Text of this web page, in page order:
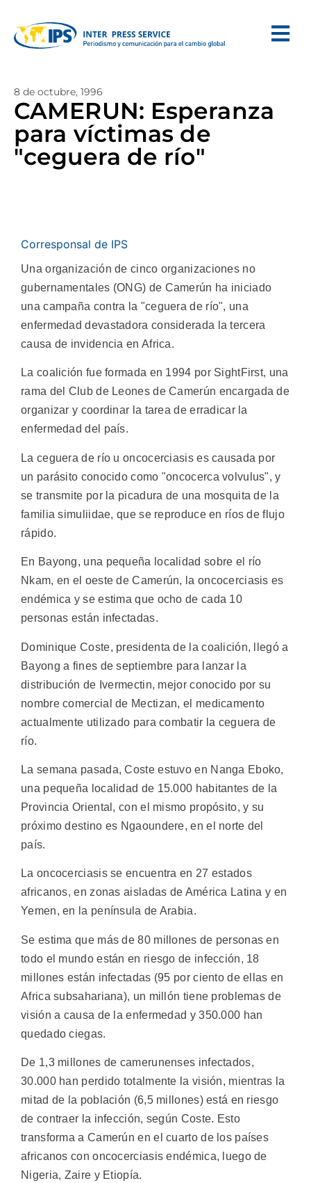
8 de octubre, 1996
CAMERUN: Esperanza
para víctimas de
"ceguera de río"
Corresponsal de IPS
Una organización de cinco organizaciones no
gubernamentales (ONG) de Camerún ha iniciado
una campaña contra la "ceguera de río", una
enfermedad devastadora considerada la tercera
causa de invidencia en Africa.
La coalición fue formada en 1994 por SightFirst, una
rama del Club de Leones de Camerún encargada de
organizar y coordinar la tarea de erradicar la
enfermedad del país.
La ceguera de río u oncocerciasis es causada por
un parásito conocido como "oncocerca volvulus", y
se transmite por la picadura de una mosquita de la
familia simuliidae, que se reproduce en ríos de flujo
rápido.
En Bayong, una pequeña localidad sobre el río
Nkam, en el oeste de Camerún, la oncocerciasis es
endémica y se estima que ocho de cada 10
personas están infectadas.
Dominique Coste, presidenta de la coalición, llegó a
Bayong a fines de septiembre para lanzar la
distribución de Ivermectin, mejor conocido por su
nombre comercial de Mectizan, el medicamento
actualmente utilizado para combatir la ceguera de
río.
La semana pasada, Coste estuvo en Nanga Eboko,
una pequeña localidad de 15.000 habitantes de la
Provincia Oriental, con el mismo propósito, y su
próximo destino es Ngaoundere, en el norte del
país.
La oncocerciasis se encuentra en 27 estados
africanos, en zonas aisladas de América Latina y en
Yemen, en la península de Arabia.
Se estima que más de 80 millones de personas en
todo el mundo están en riesgo de infección, 18
millones están infectadas (95 por ciento de ellas en
Africa subsahariana), un millón tiene problemas de
visión a causa de la enfermedad y 350.000 han
quedado ciegas.
De 1,3 millones de camerunenses infectados,
30.000 han perdido totalmente la visión, mientras la
mitad de la población (6,5 millones) está en riesgo
de contraer la infección, según Coste. Esto
transforma a Camerún en el cuarto de los países
africanos con oncocerciasis endémica, luego de
Nigeria, Zaire y Etiopía.